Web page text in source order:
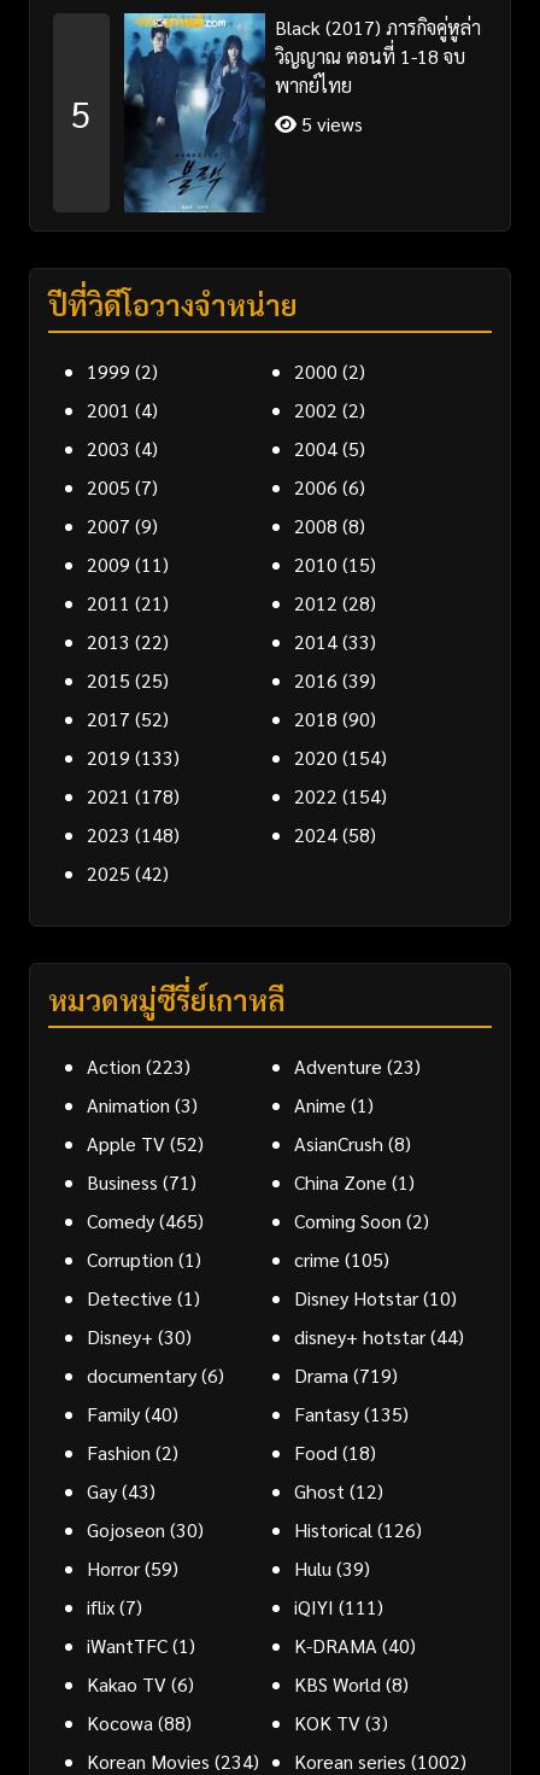
5
Black (2017) ภารกิจคู่หูล่า
วิญญาณ ตอนที่ 1-18 จบ
พากย์ไทย
5 views
ปีที่วิดีโอวางจำหน่าย
1999 (2) 2000 (2)
2001 (4) 2002 (2)
2003 (4) 2004(5)
2005 (7) 2006 (6)
2007 (9) 2008 (8)
2009 (11) 2010 (15)
2011 (21) 2012 (28)
2013 (22) 2014(33)
2015 (25) 2016 (39)
2017 (52) 2018 (90)
2019 (133) 2020 (154)
2021 (178) 2022 (154)
2023 (148) 2024(58)
2025 (42)
หมวดหมู่ซีรี่ย์เกาหลี
Action (223) Adventure (23)
Animation (3) Anime (1)
Apple TV(52) AsianCrush (8)
Business (71) China Zone (1)
Comedy(465) Coming Soon (2)
Corruption (1) crime (105)
Detective (1) Disney Hotstar(10)
Disney+ (30) disney+ hotstar(44)
documentary(6) Drama (719)
Family(40) Fantasy(135)
Fashion (2) Food (18)
Gay(43) Ghost (12)
Gojoseon (30) Historical (126)
Horror(59) Hulu (39)
iflix(7) iQIYI (111)
iWantTFC(1) K-DRAMA (40)
Kakao TV(6) KBS World (8)
Kocowa (88) KOK TV(3)
Korean Movies (234) Korean series (1002)